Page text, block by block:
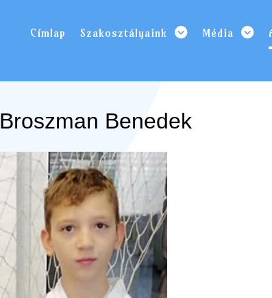
Címlap Szakosztályaink Média
Broszman Benedek